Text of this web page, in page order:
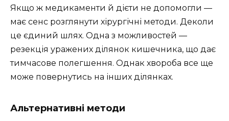
Якщо ж медикаменти й дієти не допомогли —
має сенс розглянути хірургічні методи. Деколи
це єдиний шлях. Одна з можливостей —
резекція уражених ділянок кишечника, що дає
тимчасове полегшення. Однак хвороба все ще
може повернутись на інших ділянках.
Альтернативні методи